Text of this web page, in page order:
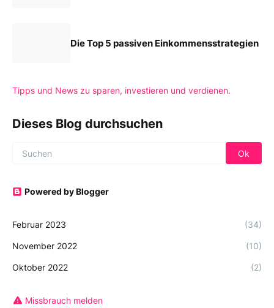
Die Top 5 passiven Einkommensstrategien
Tipps und News zu sparen, investieren und verdienen.
Dieses Blog durchsuchen
Powered by Blogger
Februar 2023 (34)
November 2022 (10)
Oktober 2022 (2)
Missbrauch melden